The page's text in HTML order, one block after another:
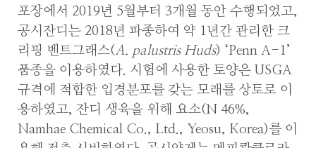
포장에서 2019년 5월부터 3개월 동안 수행되었고,
공시잔디는 2018년 파종하여 약 1년간 관리한 크
리핑 벤트그래스(A. palustris Huds) ‘Penn A-1’
품종을 이용하였다. 시험에 사용한 토양은 USGA
규격에 적합한 입경분포를 갖는 모래를 상토로 이
용하였고, 잔디 생육을 위해 요소(N 46%,
Namhae Chemical Co., Ltd., Yeosu, Korea)를 이